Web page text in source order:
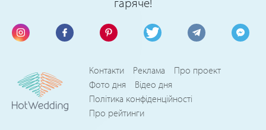
Контакти Реклама
Про проект
Фото дня
Відео дня
Політика конфіденційності
Про рейтинги